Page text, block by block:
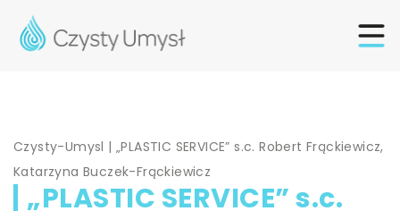
Czysty-Umysl |„PLASTIC SERVICE” s.c. Robert Frąckiewicz,
Katarzyna Buczek-Frąckiewicz
„PLASTIC SERVICE” s.c.